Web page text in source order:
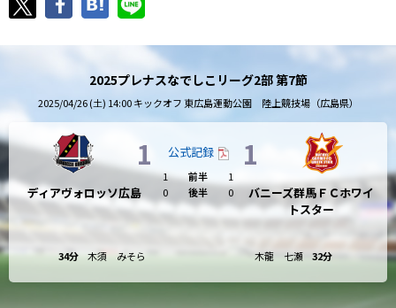
2025プレナスなでしこリーグ2部 第7節
2025/04/26 (土) 14:00 キックオフ 東広島運動公園 陸上競技場（広島県）
ディアヴォロッソ広島
34分 木須 みそら
1 公式記録 1
1 前半
1
0
後半 0
バニーズ群馬ＦＣホワイ
トスター
木龍 七瀬 32分